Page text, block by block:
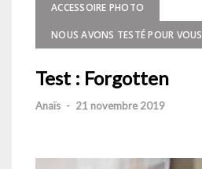
ACCESSOIRE PHOTO
NOUS AVONS TESTÉ POUR VOUS
Test : Forgotten
Anaïs - 21 novembre 2019